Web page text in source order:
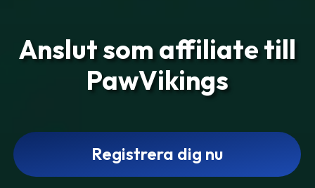
Anslut som affiliate till
PawVikings
Registrera dig nu